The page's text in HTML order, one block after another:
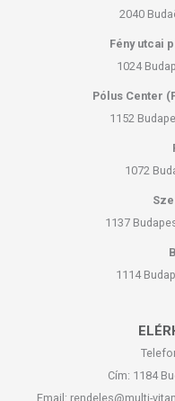
2040
Fény utcai
1024
Pólus Center
1152
1072
1137
1114
Cím: 1184
Email: rendeles@multi-